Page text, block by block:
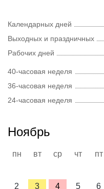
Календарных дней
Выходных и праздничных
Рабочих дней
40-часовая неделя
36-часовая неделя
24-часовая неделя
Ноябрь
пн вт ср чт пт
2
3 4 5 6